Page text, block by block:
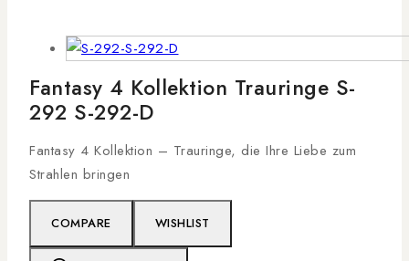
Fantasy 4 Kollektion Trauringe S-
292 S-292-D
Fantasy 4 Kollektion – Trauringe, die Ihre Liebe zum
Strahlen bringen
COMPARE WISHLIST